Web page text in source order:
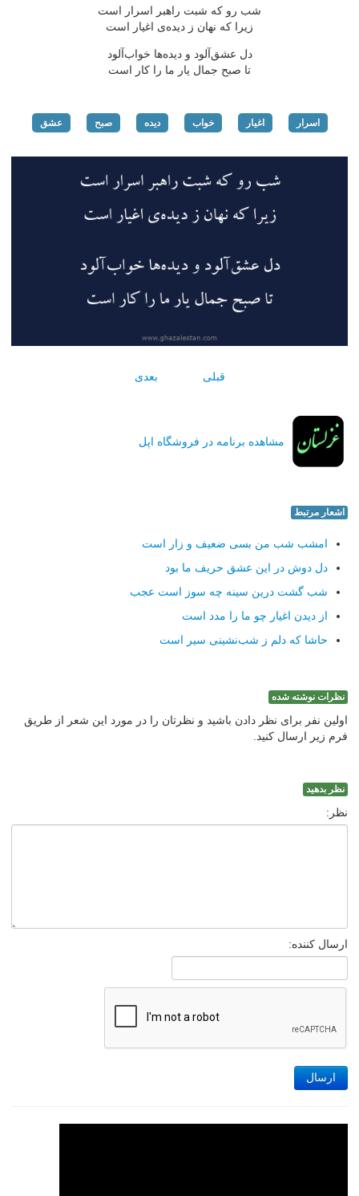
شب رو که شبت راهبر اسرار است
زیرا که نهان ز دیده‌ی اغیار است
دل عشق‌آلود و دیده‌ها خواب‌آلود
تا صبح جمال یار ما را کار است
اسرار اغیار خواب دیده صبح عشق
قبلی بعدی
مشاهده برنامه در فروشگاه اپل
اشعار مرتبط
امشب شب من بسی ضعیف و زار است
دل دوش در این عشق حریف ما بود
شب گشت درین سینه چه سوز است عجب
از دیدن اغیار چو ما را مدد است
حاشا که دلم ز شب‌نشینی سیر است
نظرات نوشته شده
اولین نفر برای نظر دادن باشید و نظرتان را در مورد این شعر از طریق
فرم زیر ارسال کنید.
نظر بدهید
نظر:
ارسال کننده:
ارسال